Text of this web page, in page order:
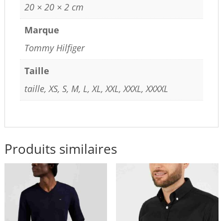
20 × 20 × 2 cm
Marque
Tommy Hilfiger
Taille
taille, XS, S, M, L, XL, XXL, XXXL, XXXXL
Produits similaires